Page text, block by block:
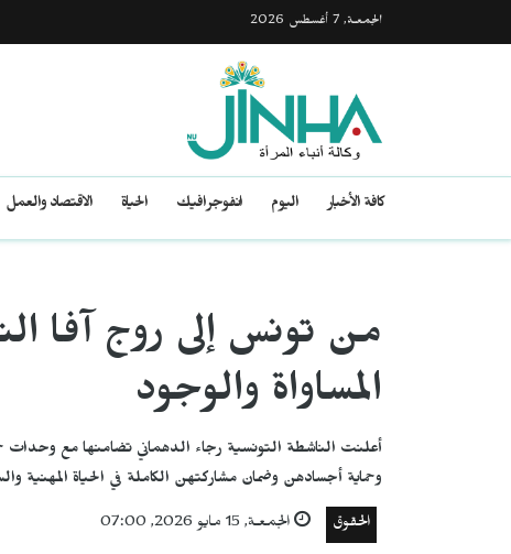
الجمعـة, 7 أغسطس 2026
كافة الأخبار اليوم انفوجرافيك الحياة الاقتصاد والعمل
من تونس إلى روج آفا
المساواة والوجود
أعلنت الناشطة التونسية رجاء الدهماني تضامنها مع وحدات
وحماية أجسادهن وضمان مشاركتهن الكاملة في الحياة المهنية
الحقوق الجمعـة, 15 مايو 2026, 07:00